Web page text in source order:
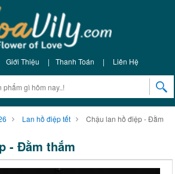
Giới Thiệu | Thanh Toán | Liên Hệ
Lan hồ điệp tết
Chậu lan hồ điệp - Đằm
- Đằm thắm